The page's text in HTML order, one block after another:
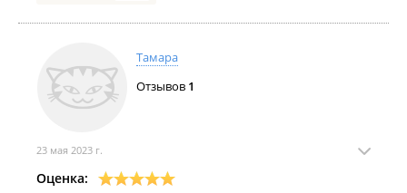
Тамара
Отзывов 1
23 мая 2023 г.
Оценка: